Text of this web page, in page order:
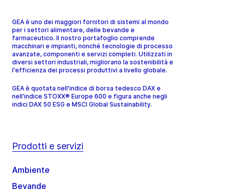
GEA è uno dei maggiori fornitori di sistemi al mondo
per i settori alimentare, delle bevande e
farmaceutico. Il nostro portafoglio comprende
macchinari e impianti, nonché tecnologie di processo
avanzate, componenti e servizi completi. Utilizzati in
diversi settori industriali, migliorano la sostenibilità e
l'efficienza dei processi produttivi a livello globale.
GEA è quotata nell'indice di borsa tedesco DAX e
nell'indice STOXX® Europe 600 e figura anche negli
indici DAX 50 ESG e MSCI Global Sustainability.
Prodotti e servizi
Ambiente
Bevande